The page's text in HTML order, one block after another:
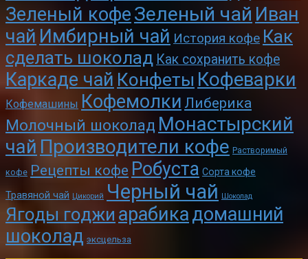
Зеленый кофеЗеленый чай Иван
чай Имбирный чай История кофе Как
сделать шоколад Как сохранить кофе
Каркаде чай Конфеты Кофеварки
Кофемашины Кофемолки Либерика
Молочный шоколад Монастырский
чай Производители кофе Растворимый
кофе Рецепты кофе Робуста Сорта кофе
Травяной чай Цикорий Черный чай Шоколад
Ягоды годжи арабикадомашний
шоколад эксцельза